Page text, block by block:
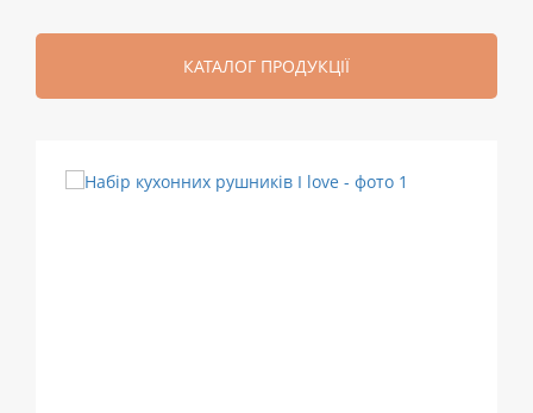
КАТАЛОГ ПРОДУКЦІЇ